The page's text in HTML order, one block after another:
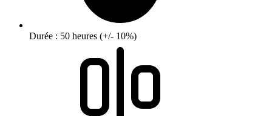
Durée : 50 heures (+/- 10%)